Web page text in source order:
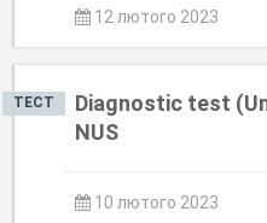
12 лютого 2023
ТЕСТ
Diagnostic test
NUS
10 лютого 2023